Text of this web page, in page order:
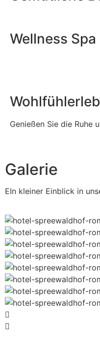
Wellness Spa
Genießen Sie die Ruhe
Galerie
EIn kleiner Einblick in